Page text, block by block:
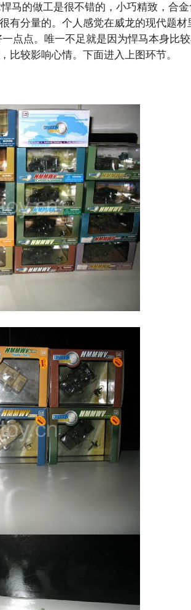
马的做工是很不错的，小巧精致，合
有分量的。个人感觉在威龙的现代题
点点。唯一不足就是因为悍马本身比
比较影响心情。下面进入上图环节。